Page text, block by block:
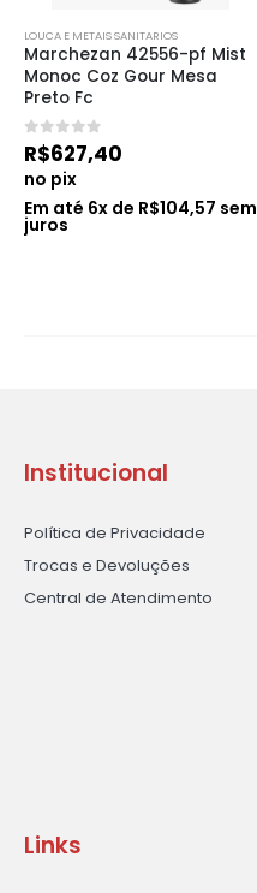
LOUCA E METAIS SANITARIOS
Marchezan 42556-pf Mist
Monoc Coz Gour Mesa
Preto Fc
0de 5
R$627,40
no pix
Em até 6x de R$104,57 sem
juros
Institucional
Política de Privacidade
Trocas e Devoluções
Central de Atendimento
Links